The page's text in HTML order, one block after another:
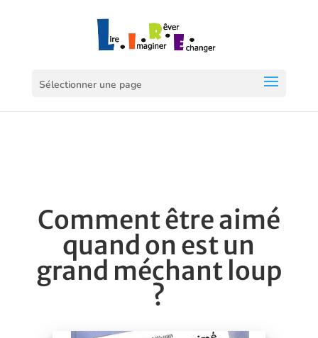
Sélectionner une page
Comment être aimé
quand on est un
grand méchant loup
?